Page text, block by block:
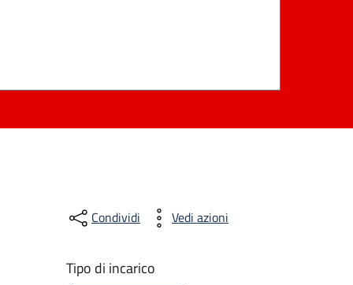
Condividi Vedi azioni
Tipo di incarico